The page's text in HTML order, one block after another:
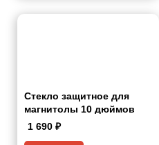
Стекло защитное для
магнитолы 10 дюймов
1 690 ₽